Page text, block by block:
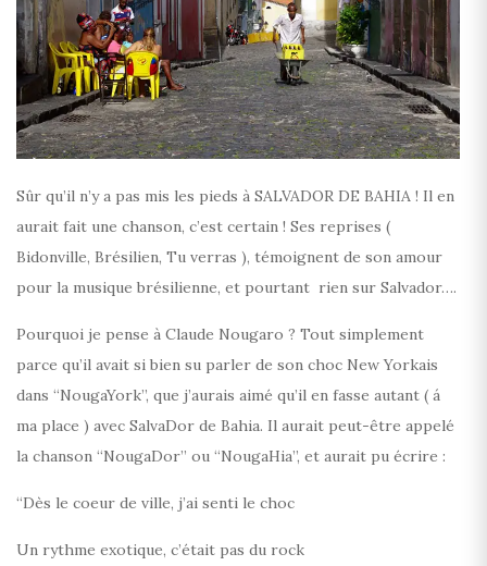
Sûr qu’il n’y a pas mis les pieds à SALVADOR DE BAHIA ! Il en
aurait fait une chanson, c’est certain ! Ses reprises (
Bidonville, Brésilien, Tu verras ), témoignent de son amour
pour la musique brésilienne, et pourtant rien sur Salvador….
Pourquoi je pense à Claude Nougaro ? Tout simplement
parce qu’il avait si bien su parler de son choc New Yorkais
dans “NougaYork”, que j’aurais aimé qu’il en fasse autant ( á
ma place ) avec SalvaDor de Bahia. Il aurait peut-être appelé
la chanson “NougaDor” ou “NougaHia”, et aurait pu écrire :
“Dès le coeur de ville, j’ai senti le choc
Un rythme exotique, c’était pas du rock